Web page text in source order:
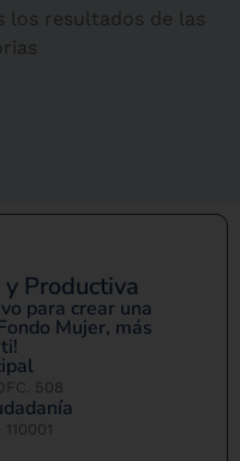
los resultados de las
Productiva
para crear una
Mujer, más
508
110001